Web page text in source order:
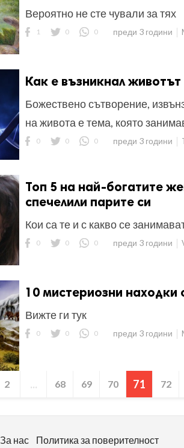
Вероятно не сте чували за тях
1 0 0 преди 3 години
Как е възникнал
Божествено сътворение,
на живота е тема, която
0 0 0 преди 3 години
Топ 5 на най-богатите
спечелили парите си
Кои са те и с какво се
0 0 0 преди 3 години
10 мистериозни находки
Вижте ги тук
0 0 0 преди 3 години
2 ... 68 69 70 71 72
За нас
Политика за поверителност